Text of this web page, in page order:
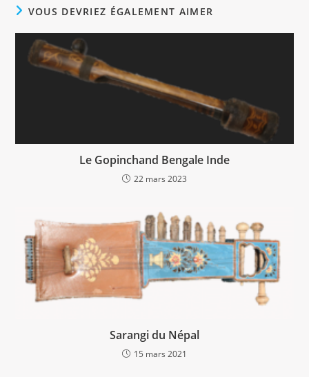
VOUS DEVRIEZ ÉGALEMENT AIMER
Le Gopinchand Bengale Inde
22 mars 2023
Sarangi du Népal
15 mars 2021